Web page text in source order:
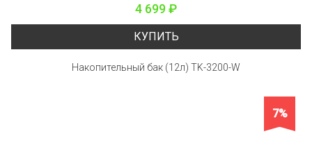
4 699 ₽
КУПИТЬ
Накопительный бак (12л) TK-3200-W
7%